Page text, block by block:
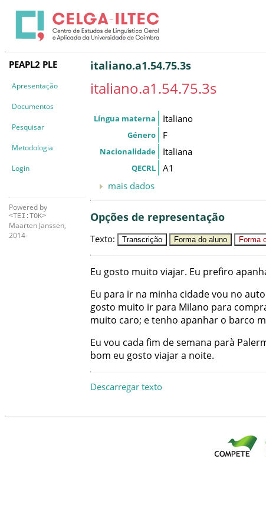
PEAPL2 PLE
Apresentação
Documentos
Pesquisar
Metodologia
Login
Powered by
<TEI:TOK>
Maarten Janssen,
2014-
italiano.a1.54.75.3s
italiano.a1.54.75.3s
Língua materna Italiano
Género F
Nacionalidade Italiana
QECRL
A1
mais dados
Opções de representação
Texto: Transcrição Forma do aluno Forma
Eu gosto muito viajar. Eu prefiro
Eu para ir na minha cidadevou no
gosto muito ir para Milano para
muito caro; etenho apanhar o barco
Eu vou cada fim de semana parà
bom eu gosto viajara noite.
Descarregar texto